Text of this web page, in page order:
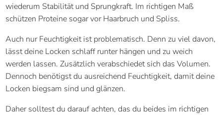
wiederum Stabilität und Sprungkraft. Im richtigen Maß
schützen Proteine sogar vor Haarbruch und Spliss.
Auch nur Feuchtigkeit ist problematisch. Denn zu viel davon,
lässt deine Locken schlaff runter hängen und zu weich
werden lassen. Zusätzlich verabschiedet sich das Volumen.
Dennoch benötigst du ausreichend Feuchtigkeit, damit deine
Locken biegsam sind und glänzen.
Daher solltest du darauf achten, das du beides im richtigen